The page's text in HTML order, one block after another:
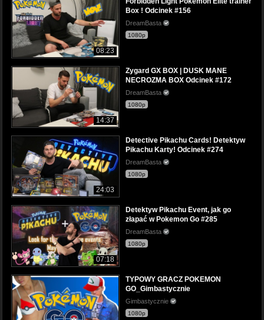
08:23
Box ! Odcinek #156
DreamBasta
1080p
14:37
Zygard GX BOX | DUSK MANE
NECROZMA BOX Odcinek #172
DreamBasta
1080p
24:03
Detective Pikachu Cards! Detektyw
Pikachu Karty! Odcinek #274
DreamBasta
1080p
07:18
Detektyw Pikachu Event, jak go
złapać w Pokemon Go #285
DreamBasta
1080p
TYPOWY GRACZ POKEMON
GO_Gimbastycznie
Gimbastycznie
1080p